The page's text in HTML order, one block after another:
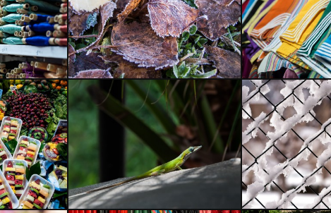
Tardor Chilabas